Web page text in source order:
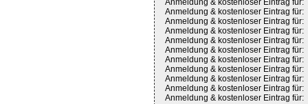
Anmeldung & kostenloser Eintrag für:
Anmeldung & kostenloser Eintrag für:
Anmeldung & kostenloser Eintrag für:
Anmeldung & kostenloser Eintrag für:
Anmeldung & kostenloser Eintrag für:
Anmeldung & kostenloser Eintrag für:
Anmeldung & kostenloser Eintrag für:
Anmeldung & kostenloser Eintrag für:
Anmeldung & kostenloser Eintrag für:
Anmeldung & kostenloser Eintrag für:
Anmeldung & kostenloser Eintrag für: